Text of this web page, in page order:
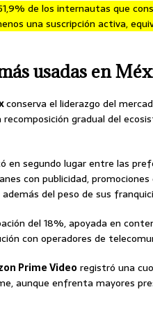
de los internautas que
una suscripción activa,
usadas en
conserva el liderazgo del
gradual del
en segundo lugar entre las
con publicidad,
del peso de sus
del 18%, apoyada en
con operadores de
Prime Video registró una
aunque enfrenta mayores